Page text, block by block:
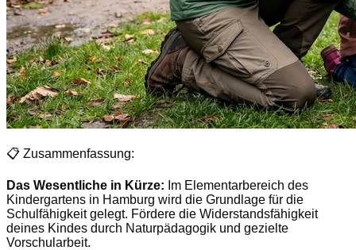
📋 Zusammenfassung:
Das Wesentliche in Kürze: Im Elementarbereich des
Kindergartens in Hamburg wird die Grundlage für die
Schulfähigkeit gelegt. Fördere die Widerstandsfähigkeit
deines Kindes durch Naturpädagogik und gezielte
Vorschularbeit.